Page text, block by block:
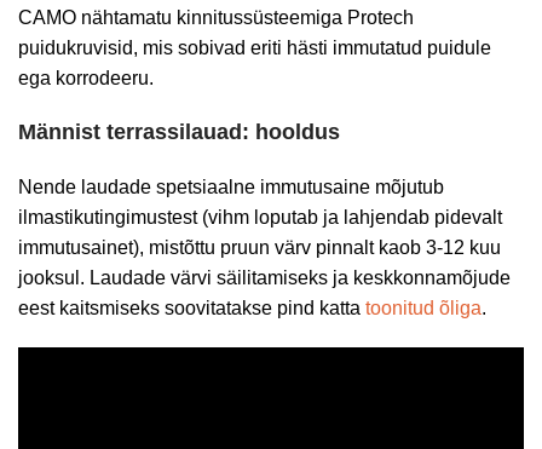
CAMO nähtamatu kinnitussüsteemiga Protech
puidukruvisid, mis sobivad eriti hästi immutatud puidule
ega korrodeeru.
Männist terrassilauad: hooldus
Nende laudade spetsiaalne immutusaine mõjutub
ilmastikutingimustest (vihm loputab ja lahjendab pidevalt
immutusainet), mistõttu pruun värv pinnalt kaob 3-12 kuu
jooksul. Laudade värvi säilitamiseks ja keskkonnamõjude
eest kaitsmiseks soovitatakse pind katta toonitud õliga.